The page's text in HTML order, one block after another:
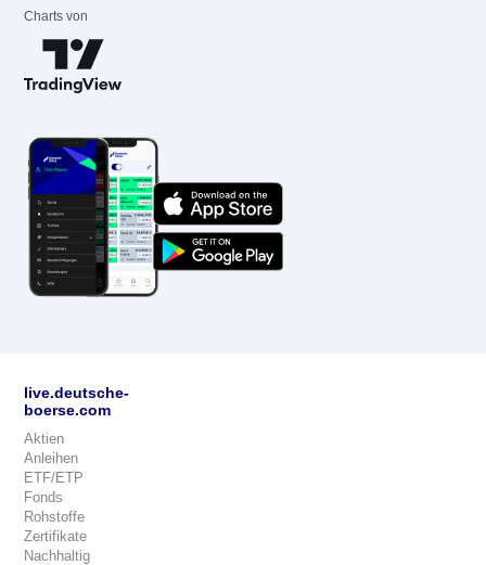
Charts von
live.deutsche-
boerse.com
Aktien
Anleihen
ETF/ETP
Fonds
Rohstoffe
Zertifikate
Nachhaltig